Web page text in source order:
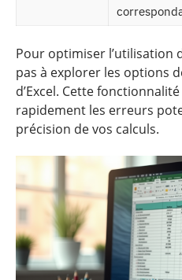
Pour optimiser l’utilisation
pas à explorer les options
d’Excel. Cette
rapidement les erreurs
précision de vos calculs.